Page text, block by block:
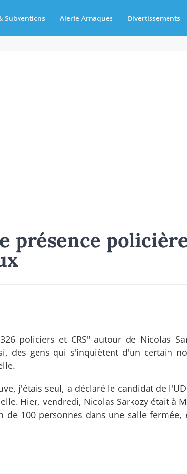
Subventions Alerte Arnaques Divertissements
présence
policiers et CRS" autour de Nicolas
des gens qui s'inquiètent d'un certain
j'étais seul, a déclaré le candidat de
Hier, vendredi, Nicolas Sarkozy était à
de 100 personnes dans une salle fermée,